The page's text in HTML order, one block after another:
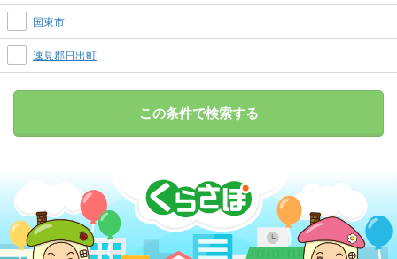
国東市
速見郡日出町
この条件で検索する